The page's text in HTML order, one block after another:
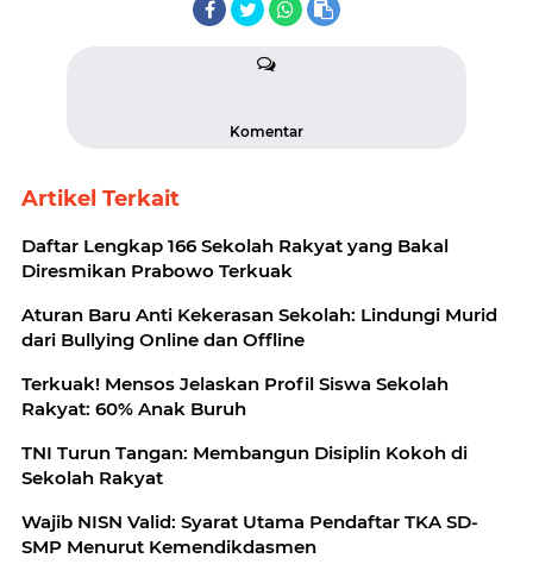
Komentar
Artikel Terkait
Daftar Lengkap 166 Sekolah Rakyat yang Bakal
Diresmikan Prabowo Terkuak
Aturan Baru Anti Kekerasan Sekolah: Lindungi Murid
dari Bullying Online dan Offline
Terkuak! Mensos Jelaskan Profil Siswa Sekolah
Rakyat: 60% Anak Buruh
TNI Turun Tangan: Membangun Disiplin Kokoh di
Sekolah Rakyat
Wajib NISN Valid: Syarat Utama Pendaftar TKA SD-
SMP Menurut Kemendikdasmen